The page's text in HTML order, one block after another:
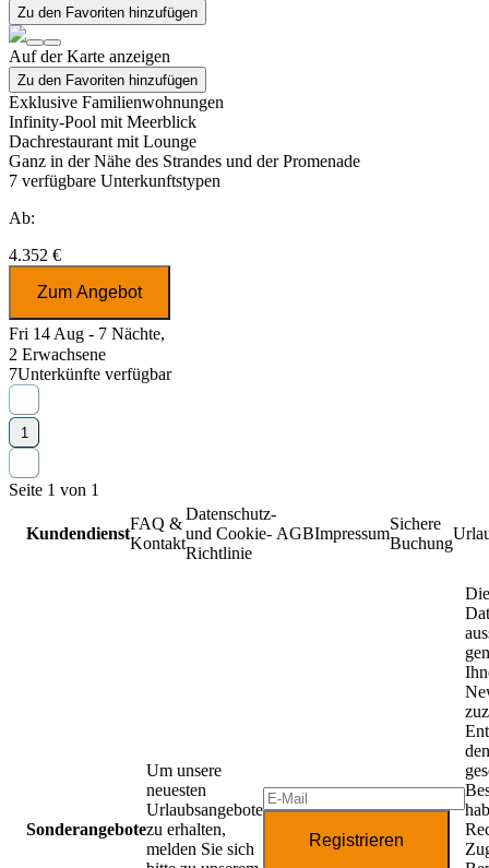
Zu den Favoriten hinzufügen
Auf der Karte anzeigen
Zu den Favoriten hinzufügen
Exklusive Familienwohnungen
Infinity-Pool mit Meerblick
Dachrestaurant mit Lounge
Ganz in der Nähe des Strandes und der Promenade
7 verfügbare Unterkunftstypen
Ab:
4.352 €
Zum Angebot
Fri 14 Aug - 7 Nächte,
2 Erwachsene
7Unterkünfte verfügbar
1
Seite 1 von 1
Kundendienst
FAQ &
Kontakt
Datenschutz-
und Cookie-
Richtlinie
AGBImpressum
Sichere
Buchung
Sonderangebote
Um unsere
neuesten
Urlaubsangebote
zu erhalten,
melden Sie sich
Registrieren
den